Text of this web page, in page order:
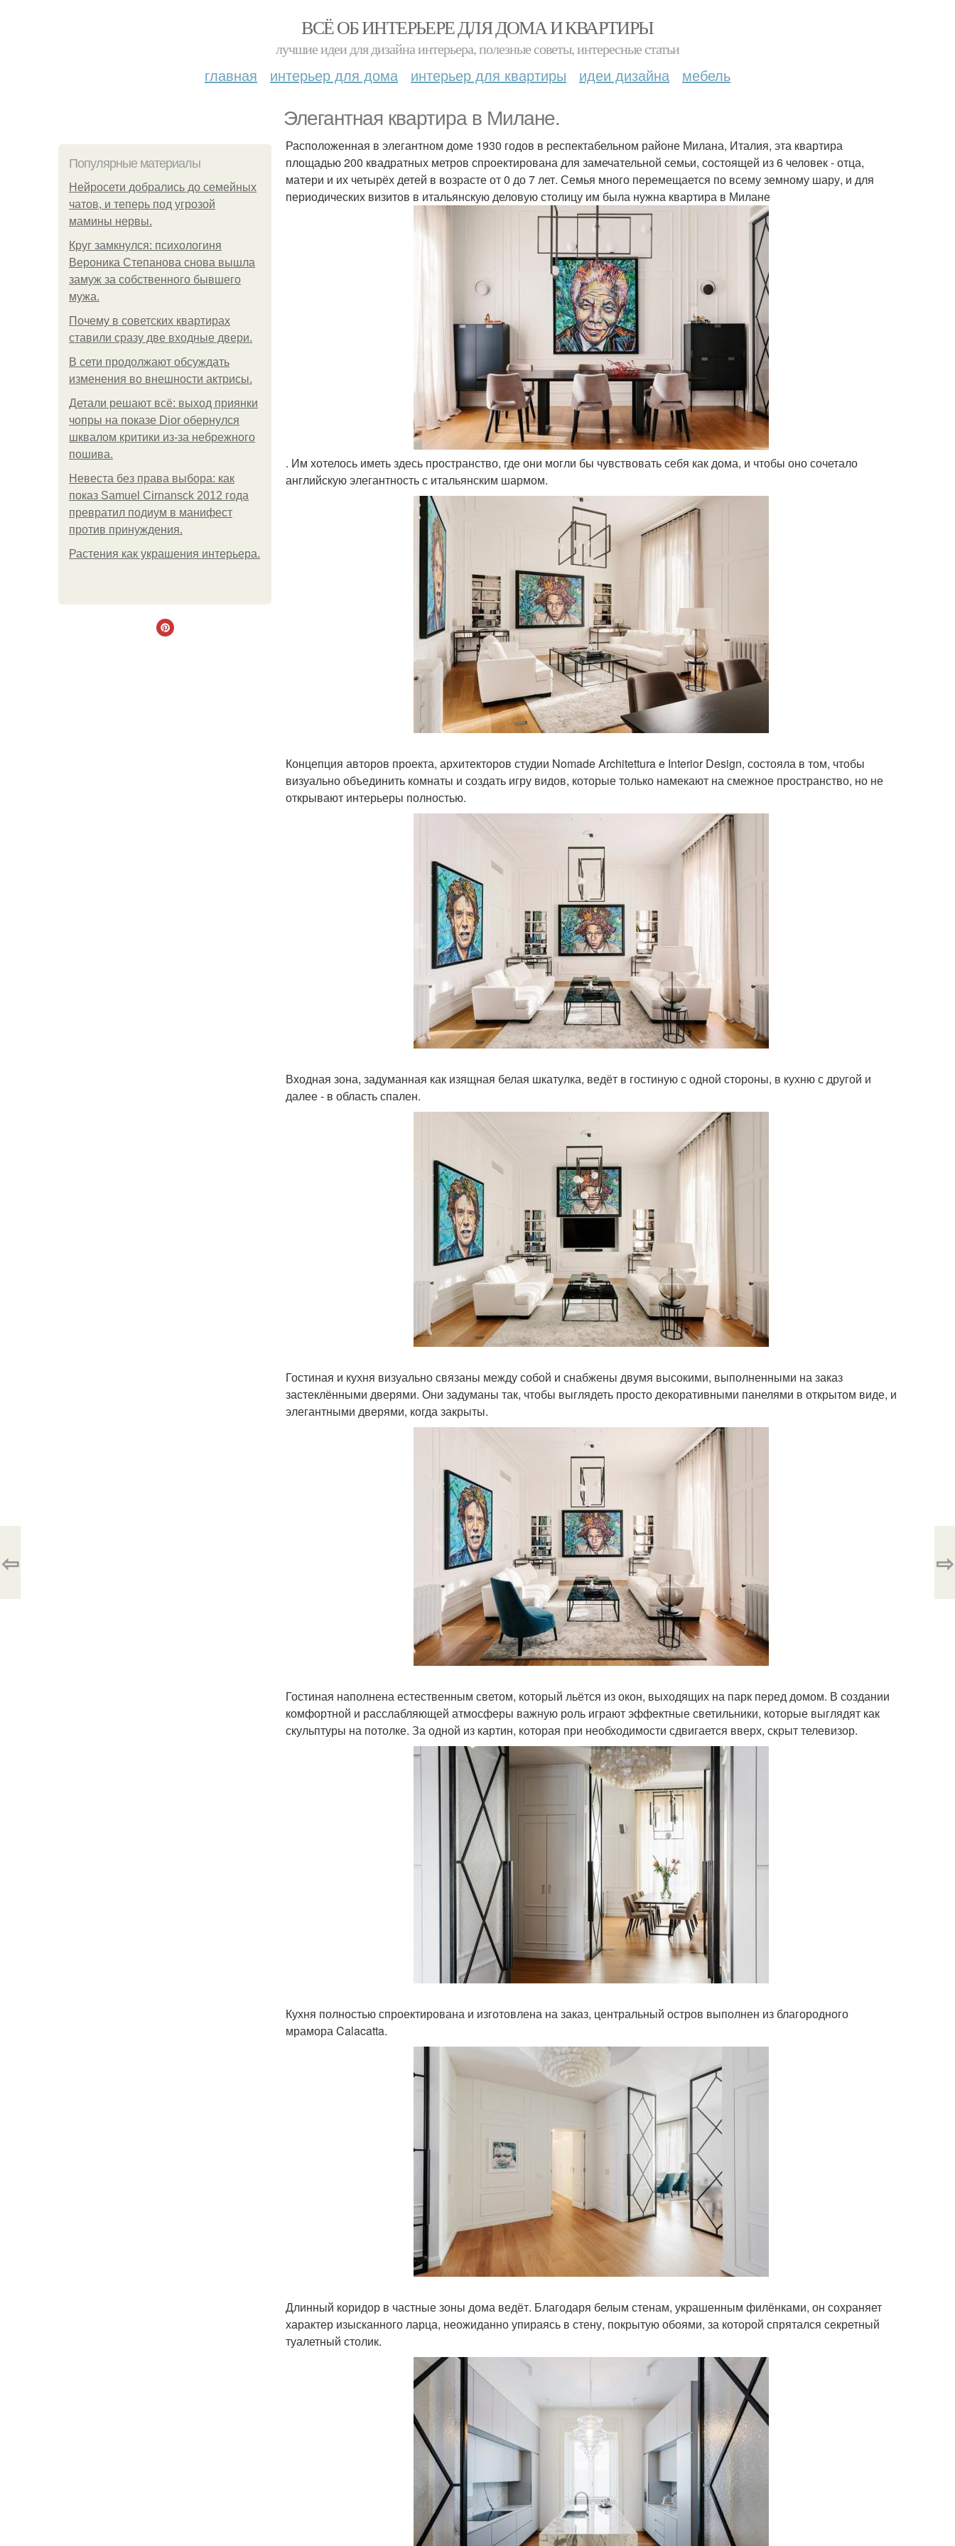
ВСЁ ОБ ИНТЕРЬЕРЕ ДЛЯ ДОМА И КВАРТИРЫ
лучшие идеи для дизайна интерьера, полезные советы, интересные статьи
главная интерьер для дома интерьер для квартиры идеи дизайна мебель
Элегантная квартира в Милане.
Популярные материалы
Нейросети добрались до семейных
чатов, и теперь под угрозой
мамины нервы.
Круг замкнулся: психологиня
Вероника Степанова снова вышла
замуж за собственного бывшего
мужа.
Почему в советских квартирах
ставили сразу две входные двери.
В сети продолжают обсуждать
изменения во внешности актрисы.
Детали решают всё: выход приянки
чопры на показе Dior обернулся
шквалом критики из-за небрежного
пошива.
Невеста без права выбора: как
показ Samuel Cirnansck 2012 года
превратил подиум в манифест
против принуждения.
Растения как украшения интерьера.
Расположенная в элегантном доме 1930 годов в респектабельном районе Милана, Италия, эта квартира
площадью 200 квадратных метров спроектирована для замечательной семьи, состоящей из 6 человек - отца,
матери и их четырёх детей в возрасте от 0 до 7 лет. Семья много перемещается по всему земному шару, и для
периодических визитов в итальянскую деловую столицу им была нужна квартира в Милане
. Им хотелось иметь здесь пространство, где они могли бы чувствовать себя как дома, и чтобы оно сочетало
английскую элегантность с итальянским шармом.
Концепция авторов проекта, архитекторов студии Nomade Architettura e Interior Design, состояла в том, чтобы
визуально объединить комнаты и создать игру видов, которые только намекают на смежное пространство, но не
открывают интерьеры полностью.
Входная зона, задуманная как изящная белая шкатулка, ведёт в гостиную с одной стороны, в кухню с другой и
далее - в область спален.
Гостиная и кухня визуально связаны между собой и снабжены двумя высокими, выполненными на заказ
застеклёнными дверями. Они задуманы так, чтобы выглядеть просто декоративными панелями в открытом виде, и
элегантными дверями, когда закрыты.
Гостиная наполнена естественным светом, который льётся из окон, выходящих на парк перед домом. В создании
комфортной и расслабляющей атмосферы важную роль играют эффектные светильники, которые выглядят как
скульптуры на потолке. За одной из картин, которая при необходимости сдвигается вверх, скрыт телевизор.
Кухня полностью спроектирована и изготовлена на заказ, центральный остров выполнен из благородного
мрамора Calacatta.
Длинный коридор в частные зоны дома ведёт. Благодаря белым стенам, украшенным филёнками, он сохраняет
характер изысканного ларца, неожиданно упираясь в стену, покрытую обоями, за которой спрятался секретный
туалетный столик.
⇦ ⇨